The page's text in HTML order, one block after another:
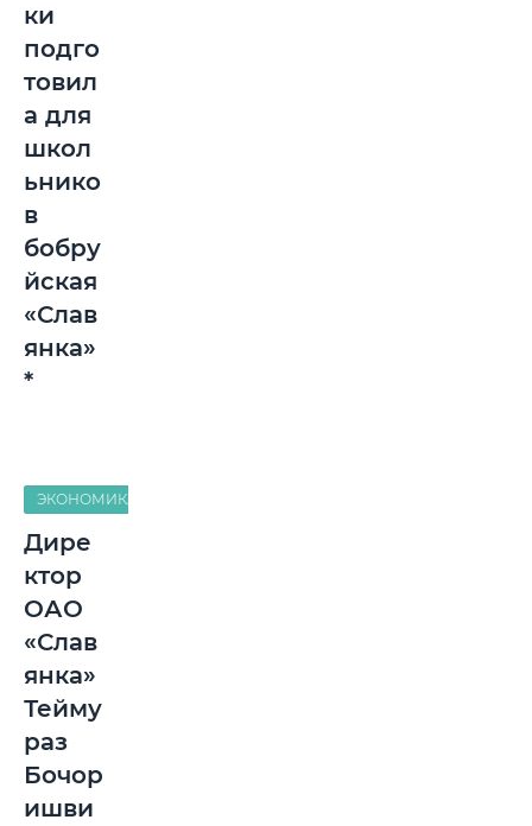
ки
подго
товил
а для
школ
ьнико
в
бобру
йская
«Слав
янка»
*
ЭКОНОМИКА
Дире
ктор
ОАО
«Слав
янка»
Тейму
раз
Бочор
ишви